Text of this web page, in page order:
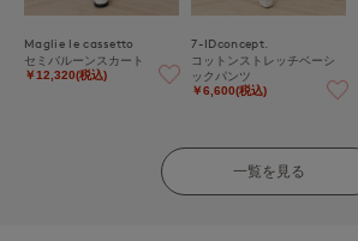
Maglie le cassetto
セミバルーンスカート
￥12,320(税込)
7-IDconcept.
コットンストレッチベーシ
ックパンツ
￥6,600(税込)
一覧を見る